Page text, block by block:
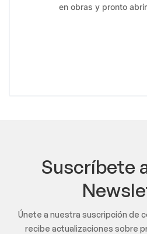
en obras y pronto
Suscríbete
Únete a nuestra suscripción de
recibe actualizaciones sobre